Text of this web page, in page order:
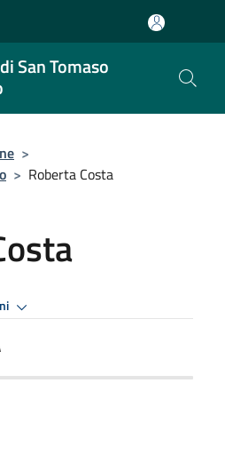
San Tomaso
>
> Roberta Costa